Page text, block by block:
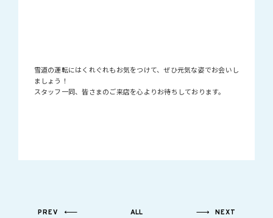
雪道の運転にはくれぐれもお気をつけて、ぜひ元気な姿でお会いし
ましょう！
スタッフ一同、皆さまのご来店を心よりお待ちしております。
PREV ALL NEXT